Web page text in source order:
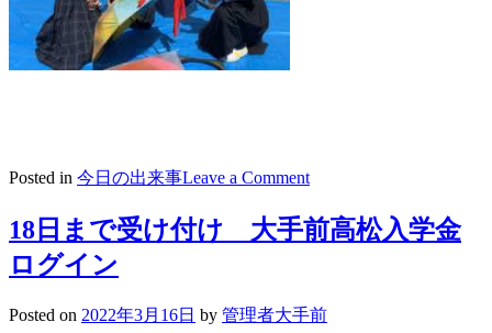
Posted in 今日の出来事Leave a Commenton
や
っ
大
18日まで受け付け 大手前高松入学金
ログイン
Posted on 2022年3月16日 by 管理者大手前